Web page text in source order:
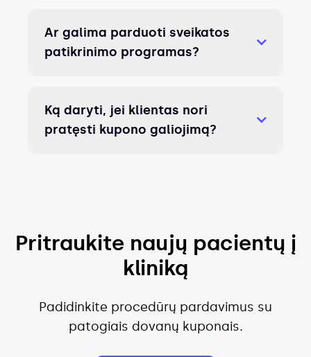
Ar galima parduoti sveikatos
patikrinimo programas?
Ką daryti, jei klientas nori
pratęsti kupono galiojimą?
Pritraukite naujų pacientų į
kliniką
Padidinkite procedūrų pardavimus su
patogiais dovanų kuponais.